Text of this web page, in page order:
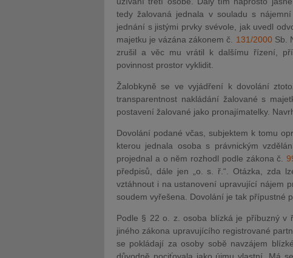
tedy žalovaná jednala v souladu s
jednání s jistými prvky svévole, jak uvedl
majetku je vázána zákonem č. 131/2000Sb.
zrušil a věc mu vrátil k dalšímu řízení,
povinnost prostor vyklidit.
Žalobkyně se ve vyjádření k dovolání
transparentnost nakládání žalované s
postavení žalované jako pronajímatelky.
Dovolání podané včas, subjektem k tomu
kterou jednala osoba s právnickým
projednal a o něm rozhodl podle zákona č.
předpisů, dále jen „o. s. ř.“. Otázka, zda
vztáhnout i na ustanovení upravující nájem
soudem vyřešena. Dovolání je tak přípustné
Podle § 22 o. z. osoba blízká je příbuzný v
jiného zákona upravujícího registrované
se pokládají za osoby sobě navzájem